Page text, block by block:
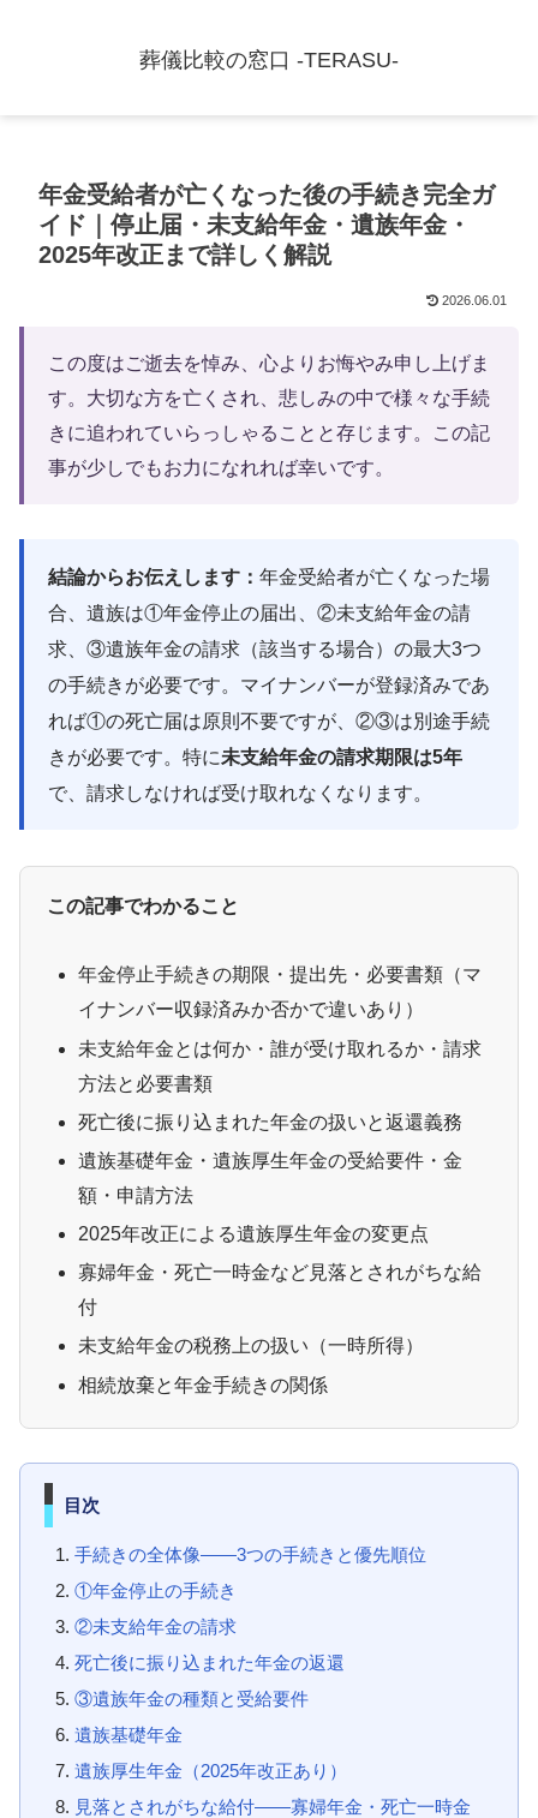
葬儀比較の窓口 -TERASU-
年金受給者が亡くなった後の手続き完全ガ
イド｜停止届・未支給年金・遺族年金・
2025年改正まで詳しく解説
2026.06.01
この度はご逝去を悼み、心よりお悔やみ申し上げま
す。大切な方を亡くされ、悲しみの中で様々な手続
きに追われていらっしゃることと存じます。この記
事が少しでもお力になれれば幸いです。
結論からお伝えします： 年金受給者が亡くなった場
合、遺族は①年金停止の届出、②未支給年金の請
求、③遺族年金の請求（該当する場合）の最大3つ
の手続きが必要です。マイナンバーが登録済みであ
れば①の死亡届は原則不要ですが、②③は別途手続
きが必要です。特に未支給年金の請求期限は5年
で、請求しなければ受け取れなくなります。
この記事でわかること
年金停止手続きの期限・提出先・必要書類（マ
イナンバー収録済みか否かで違いあり）
未支給年金とは何か・誰が受け取れるか・請求
方法と必要書類
死亡後に振り込まれた年金の扱いと返還義務
遺族基礎年金・遺族厚生年金の受給要件・金
額・申請方法
2025年改正による遺族厚生年金の変更点
寡婦年金・死亡一時金など見落とされがちな給
付
未支給年金の税務上の扱い（一時所得）
相続放棄と年金手続きの関係
目次
手続きの全体像——3つの手続きと優先順位
①年金停止の手続き
②未支給年金の請求
死亡後に振り込まれた年金の返還
③遺族年金の種類と受給要件
遺族基礎年金
遺族厚生年金（2025年改正あり）
見落とされがちな給付——寡婦年金・死亡一時金